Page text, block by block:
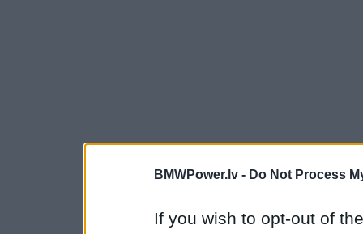
BMWPower.lv - Do Not Process
If you wish to opt-out of